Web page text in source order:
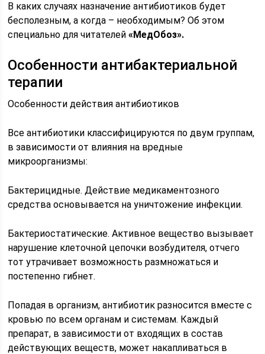
В каких случаях назначение антибиотиков будет
бесполезным, а когда – необходимым? Об этом
специально для читателей«МедОбоз».
Особенности антибактериальной
терапии
Особенности действия антибиотиков
Все антибиотики классифицируются по двум группам,
в зависимости от влияния на вредные
микроорганизмы:
Бактерицидные. Действие медикаментозного
средства основывается на уничтожение инфекции.
Бактериостатические. Активное вещество вызывает
нарушение клеточной цепочки возбудителя, отчего
тот утрачивает возможность размножаться и
постепенно гибнет.
Попадая в организм, антибиотик разносится вместе с
кровью по всем органам и системам. Каждый
препарат, в зависимости от входящих в состав
действующих веществ, может накапливаться в